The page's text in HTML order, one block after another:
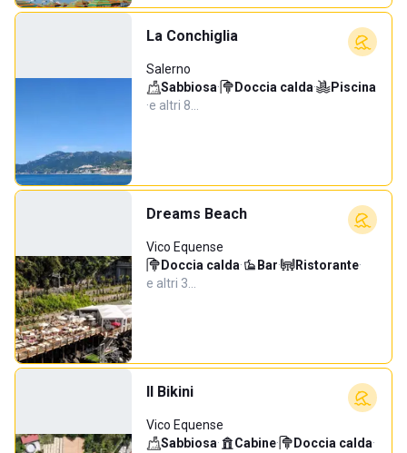
La Conchiglia
Salerno
Sabbiosa· Doccia calda·
Piscina
·e altri 8…
Dreams Beach
Vico Equense
Doccia calda· Bar· Ristorante·
e altri 3…
Il Bikini
Vico Equense
Sabbiosa· Cabine· Doccia calda·